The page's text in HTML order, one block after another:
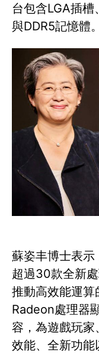
台包含LGA插
與DDR5記憶體。
蘇姿丰博士表示
超過30款全新
推動高效能運
Radeon處理器
容，為遊戲玩家
效能、全新功